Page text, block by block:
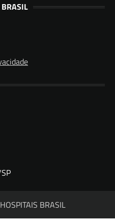
BRASIL
HOSPITAIS BRASIL